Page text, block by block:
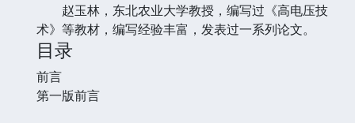
赵玉林，东北农业大学教授，编写过《高电压技
术》等教材，编写经验丰富，发表过一系列论文。
目录
前言
第一版前言